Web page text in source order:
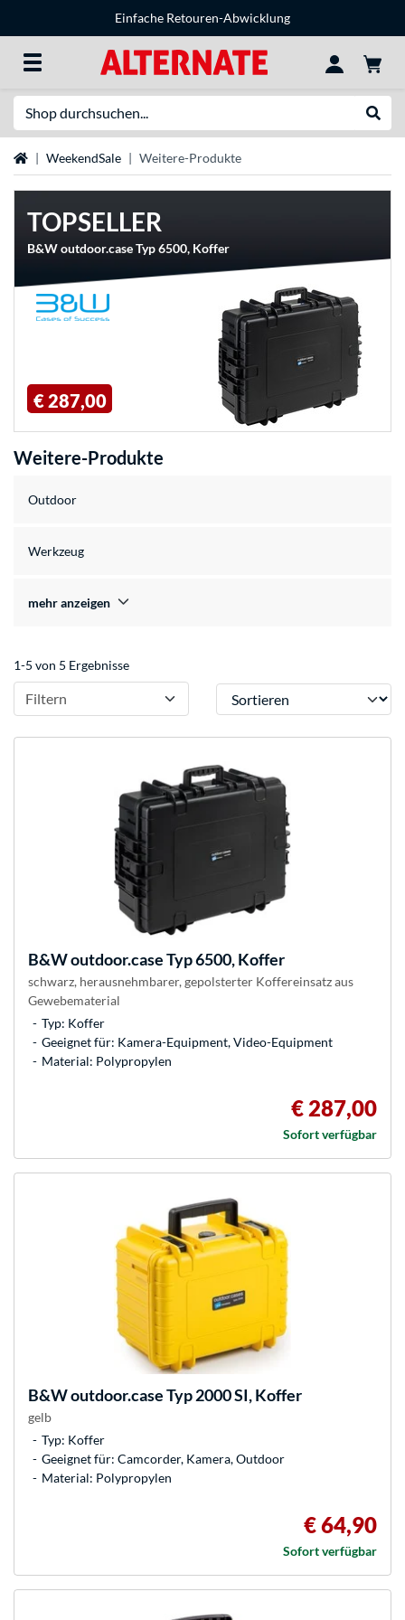
Einfache Retouren-Abwicklung
StartseiteWeekendSale Weitere-Produkte
TOPSELLER
B&W outdoor.case Typ 6500, Koffer
€ 287,00
Weitere-Produkte
Outdoor
Werkzeug
mehr anzeigen
1-5 von 5 Ergebnisse
Filtern Sortieren
B&Woutdoor.case Typ 6500, Koffer
schwarz, herausnehmbarer, gepolsterter Koffereinsatz aus
Gewebematerial
Typ: Koffer
Geeignet für: Kamera-Equipment, Video-Equipment
Material: Polypropylen
€ 287,00
Sofort verfügbar
B&Woutdoor.case Typ 2000 SI, Koffer
gelb
Typ: Koffer
Geeignet für: Camcorder, Kamera, Outdoor
Material: Polypropylen
€ 64,90
Sofort verfügbar